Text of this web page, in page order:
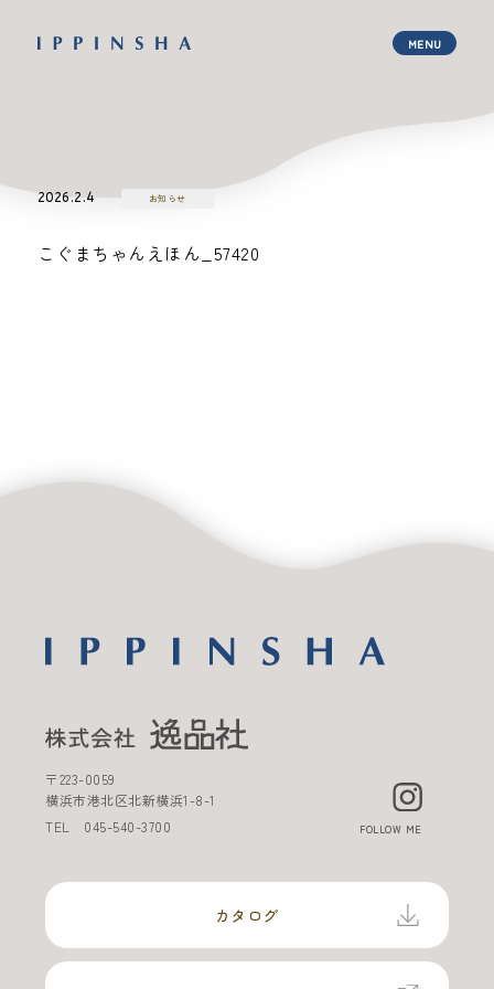
2026.2.4 お知らせ
こぐまちゃんえほん_57420
〒223-0059
横浜市港北区北新横浜1-8-1
TEL 045-540-3700 FOLLOW ME
カタログ